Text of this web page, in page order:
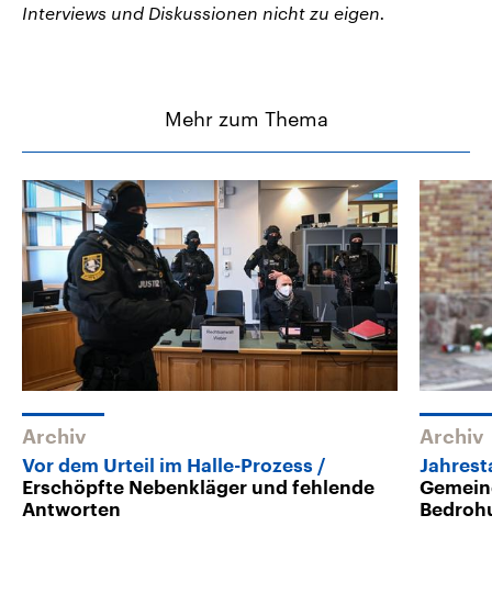
Interviews und Diskussionen nicht zu eigen.
Mehr zum Thema
Archiv
Vor dem Urteil im Halle-Prozess
Erschöpfte Nebenkläger und fehlende
Antworten
Archiv